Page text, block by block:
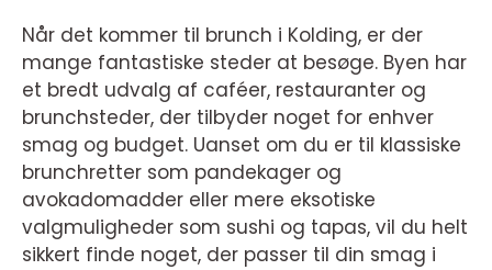
Når det kommer til brunch i Kolding, er der
mange fantastiske steder at besøge. Byen har
et bredt udvalg af caféer, restauranter og
brunchsteder, der tilbyder noget for enhver
smag og budget. Uanset om du er til klassiske
brunchretter som pandekager og
avokadomadder eller mere eksotiske
valgmuligheder som sushi og tapas, vil du helt
sikkert finde noget, der passer til din smag i